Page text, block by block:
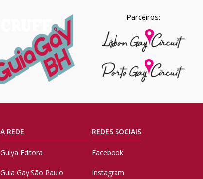
Parceiros:
A REDE
Guiya Editora
Guia Gay São Paulo
REDES SOCIAIS
Facebook
Instagram